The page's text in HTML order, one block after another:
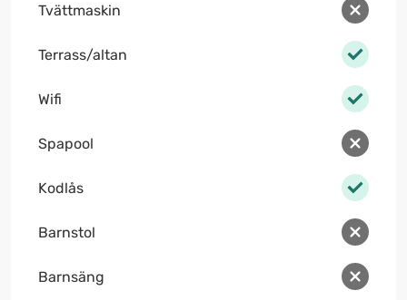
Tvättmaskin
Terrass/altan
Wifi
Spapool
Kodlås
Barnstol
Barnsäng